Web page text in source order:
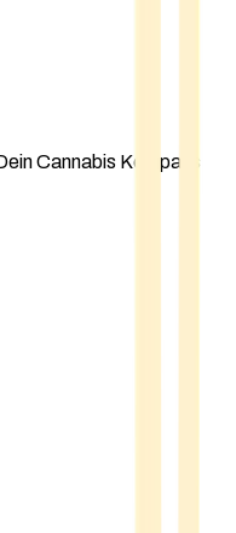
Cannabis Kompass